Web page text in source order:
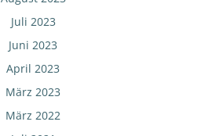
Juli 2023
Juni 2023
April 2023
März 2023
März 2022